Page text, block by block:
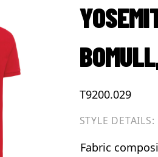
T9200.029
STYLE DETAILS:
Fabric